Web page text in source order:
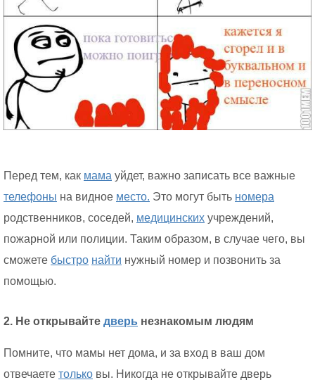
Перед тем, как мама уйдет, важно записать все важные
телефоны на видное место. Это могут быть номера
родственников, соседей, медицинских учреждений,
пожарной или полиции. Таким образом, в случае чего, вы
сможете быстро найти нужный номер и позвонить за
помощью.
2. Не открывайте дверь незнакомым людям
Помните, что мамы нет дома, и за вход в ваш дом
отвечаете только вы. Никогда не открывайте дверь